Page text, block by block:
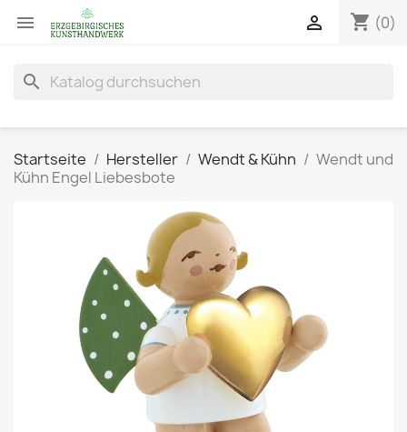
 shopping_cart (0)

search
Startseite Hersteller Wendt & Kühn
Wendt und
Kühn Engel Liebesbote